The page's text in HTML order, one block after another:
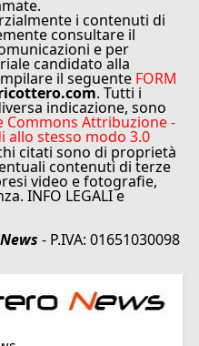
i contenuti di
consultare il
e per
candidato alla
il seguente FORM
. Tutti i
indicazione, sono
Commons Attribuzione -
allo stesso modo 3.0
citati sono di proprietà
contenuti di terze
video e fotografie,
INFO LEGALI e
News - P.IVA: 01651030098